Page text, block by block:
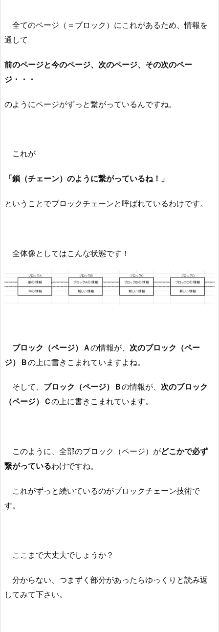
全てのページ（＝ブロック）にこれがあるため、情報を
通して
前のページと今のページ、次のページ、その次のペー
ジ・・・
のようにページがずっと繋がっているんですね。
これが
「鎖（チェーン）のように繋がっているね！」
ということでブロックチェーンと呼ばれているわけです。
全体像としてはこんな状態です！
ブロック（ページ）Ａの情報が、 次のブロック（ペー
ジ）Ｂの上に書きこまれていますよね。
そして、 ブロック（ページ）Ｂの情報が、 次のブロック
（ページ）Ｃの上に書きこまれています。
このように、全部のブロック（ページ）がどこかで必ず
繋がっているわけですね。
これがずっと続いているのがブロックチェーン技術で
す。
ここまで大丈夫でしょうか？
分からない、つまずく部分があったらゆっくりと読み返
してみて下さい。